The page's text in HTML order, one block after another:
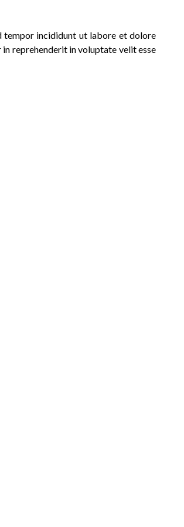
tempor incididunt ut labore et dolore
reprehenderit in voluptate velit esse